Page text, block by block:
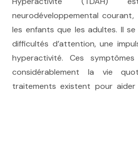
neurodéveloppemental
les enfants que les adultes. Il
difficultés d’attention, une
hyperactivité. Ces
considérablement la vie
traitements existent pour